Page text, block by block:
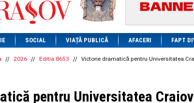
1 AED= 1.1933 RON
1 AUD= 2.7957 RON
1 BGN= 2.5449 RON
1 CAD= 3.1559 RON
1 CHF= 5.2813 RON
1 CNY= 0.6015 RON
1 HUF = 1.2223 RON
1 INR= 0.0513 RON
SOCIAL VIAȚĂ PUBLICĂ AFACERI FAPT
// 2026 // Editia 8653 // Victorie dramatică pentru Universitatea
pentru Universitatea